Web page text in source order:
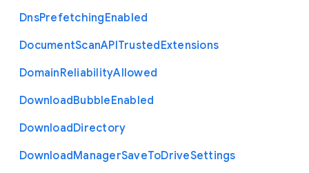
DnsPrefetchingEnabled
DocumentScanAPITrustedExtensions
DomainReliabilityAllowed
DownloadBubbleEnabled
DownloadDirectory
DownloadManagerSaveToDriveSettings